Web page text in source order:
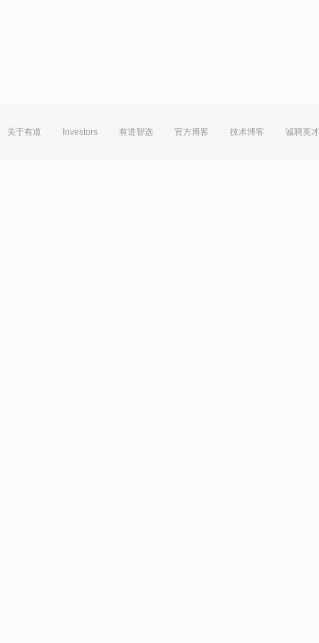
关于有道 Investors 有道智选 官方博客 技术博客 诚聘英才